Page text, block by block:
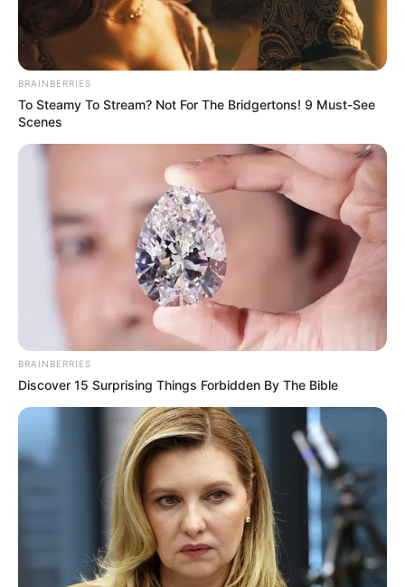
Ένας έλεγχος ρουτίνας στην Κακαβιά
οδήγησε στη σύλληψη φυγόποινου με
βαριά ποινή για υποθέσεις αλλοδαπών
Δείτε όλες τις τελευταίες Ειδήσεις από την Ελλάδα και
τον Κόσμο, τη στιγμή που συμβαίνουν, στοNewstok.gr
BRAINBERRIES
To Steamy To Stream? Not For The Bridgertons! 9 Must-See
Scenes
BRAINBERRIES
Discover 15 Surprising Things Forbidden By The Bible